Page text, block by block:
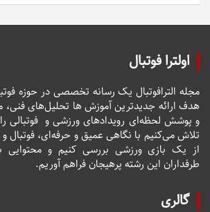
اولترا فوتبال
مجله الترافوتبال یک رسانه تخصصی در حوزه
هدف ارائه جدیدترین آموزش ها تحلیل‌های
و پوشش لحظه‌ای رویدادهای ورزشی و فوتبالی
تلاش می‌کنیم با نگاهی عمیق و حرفه‌ای، فوتبال و
از یک بازی ورزشی بررسی کنیم و محتوایی
طرفداران این رشته پرهیجان فراهم آوریم.
گالری